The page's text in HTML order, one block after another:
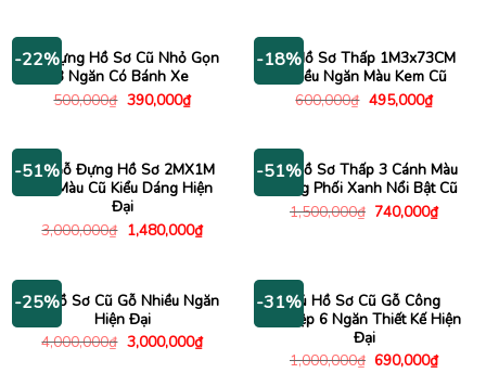
4,180,000₫.
-22%
Tủ Đựng Hồ Sơ Cũ Nhỏ Gọn
3 Ngăn Có Bánh Xe
500,000₫ Giá
390,000₫Giá
hiện
390,000₫.
-18%
Kệ Hồ Sơ Thấp 1M3x73CM
Nhiều Ngăn Màu Kem Cũ
600,000₫ Giá
495,000₫Giá
hiện
-51%
Tủ Gỗ Đựng Hồ Sơ 2MX1M
Gỗ Màu Cũ Kiểu Dáng Hiện
Đại
3,000,000₫ Giá
gốc
1,480,000₫Giá
hiện
1,480,000₫.
-51%
Tủ Hồ Sơ Thấp 3 Cánh Màu
Trắng Phối Xanh Nổi Bật Cũ
1,500,000₫ Giá
740,000₫Giá
hiện
-25%
Tủ Hồ Sơ Cũ Gỗ Nhiều Ngăn
Hiện Đại
4,000,000₫ Giá
gốc
3,000,000₫Giá
hiện
-31%Tủ Hồ Sơ Cũ Gỗ Công
Nghiệp 6 Ngăn Thiết Kế Hiện
Đại
1,000,000₫ Giá
690,000₫Giá
hiện